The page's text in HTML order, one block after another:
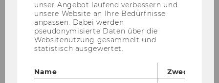
WU-​Professor Mar­tin Win­ner stu­dier­te Han­
dels­wis­sen­schaft an der Wirt­schafts­uni­ver­si­tät
Wien sowie Rechts­wis­sen­schaf­ten an der Uni­
unser Angebot laufend verbessern und
unsere Website an Ihre Bedürfnisse
anpassen. Dabei werden
pseudonymisierte Daten über die
Websitenutzung gesammelt und
statistisch ausgewertet.
Name
Zweck